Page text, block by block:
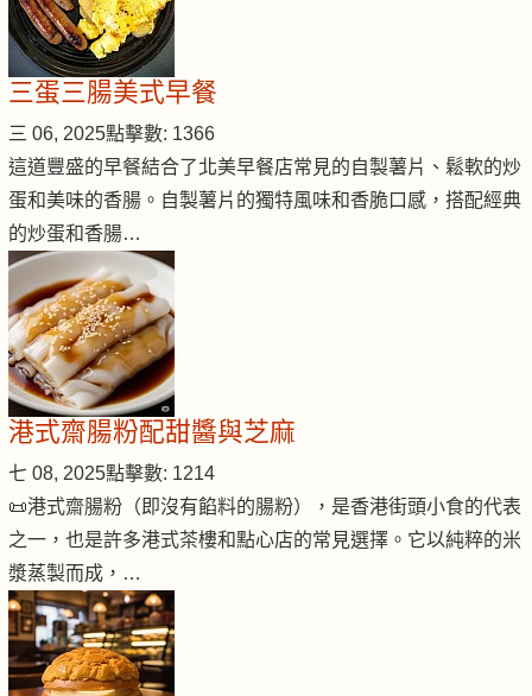
三蛋三腸美式早餐
三 06, 2025點擊數: 1366
這道豐盛的早餐結合了北美早餐店常見的自製薯片、鬆軟的炒
蛋和美味的香腸。自製薯片的獨特風味和香脆口感，搭配經典
的炒蛋和香腸…
港式齋腸粉配甜醬與芝麻
七 08, 2025點擊數: 1214
📜港式齋腸粉（即沒有餡料的腸粉），是香港街頭小食的代表
之一，也是許多港式茶樓和點心店的常見選擇。它以純粹的米
漿蒸製而成，…